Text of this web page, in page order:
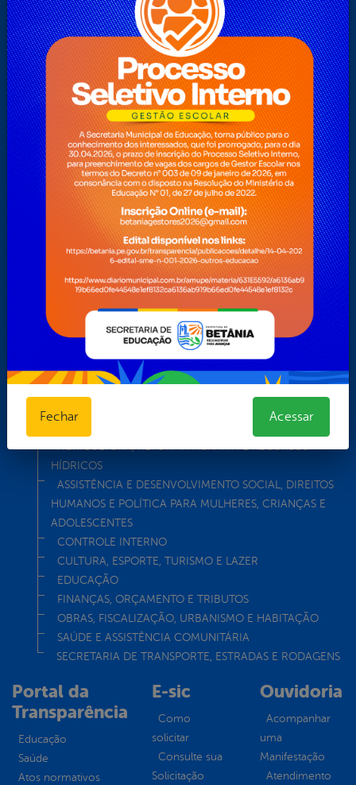
Início
Legislação
Licitações Fundo Municipal de Assistência Social
Licitações Fundo Municipal de Saúde
Licitações Prefeitura
Mapa do Site
Nota Fiscal Eletrônica
Notícias
O Prefeito
Ouvidoria
Perguntas Frequentes
Plano Nacional Aldir Blanc – PNAB
Servidor
Teclas de Acessibilidades
Telefones Úteis
Telefones Úteis
Transparência 2
Turismo
Secretarias
AGRICULTURA, REFORMA AGRÁRIA E RECURSOS
HÍDRICOS
ASSISTÊNCIA E DESENVOLVIMENTO SOCIAL, DIREITOS
HUMANOS E POLÍTICA PARA MULHERES, CRIANÇAS E
ADOLESCENTES
CONTROLE INTERNO
CULTURA, ESPORTE, TURISMO E LAZER
EDUCAÇÃO
FINANÇAS, ORÇAMENTO E TRIBUTOS
OBRAS, FISCALIZAÇÃO, URBANISMO E HABITAÇÃO
SAÚDE E ASSISTÊNCIA COMUNITÁRIA
SECRETARIA DE TRANSPORTE, ESTRADAS E RODAGENS
Portal da
Transparência
Educação
Saúde
Atos normativos
E-sic
Como
solicitar
Consulte sua
Solicitação
Ouvidoria
Acompanhar
uma
Manifestação
Atendimento
Fechar Acessar